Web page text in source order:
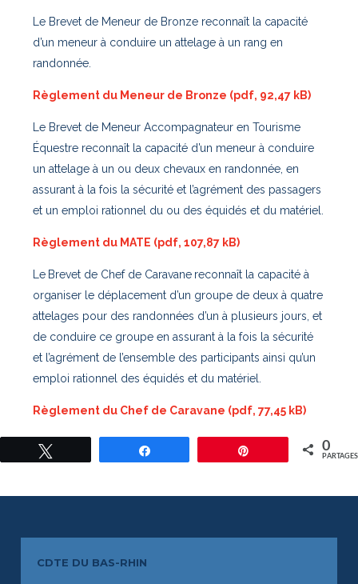
Le Brevet de Meneur de Bronze reconnaît la capacité
d’un meneur à conduire un attelage à un rang en
randonnée.
Règlement du Meneur de Bronze (pdf, 92,47 kB)
Le Brevet de Meneur Accompagnateur en Tourisme
Équestre reconnaît la capacité d’un meneur à conduire
un attelage à un ou deux chevaux en randonnée, en
assurant à la fois la sécurité et l’agrément des passagers
et un emploi rationnel du ou des équidés et du matériel.
Règlement du MATE (pdf, 107,87 kB)
Le Brevet de Chef de Caravane reconnaît la capacité à
organiser le déplacement d’un groupe de deux à quatre
attelages pour des randonnées d’un à plusieurs jours, et
de conduire ce groupe en assurant à la fois la sécurité
et l’agrément de l’ensemble des participants ainsi qu’un
emploi rationnel des équidés et du matériel.
Règlement du Chef de Caravane (pdf, 77,45 kB)
0
PARTAGES
CDTE DU BAS-RHIN